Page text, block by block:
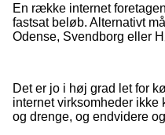
En række internet
fastsat beløb. Alternativt
Odense, Svendborg eller
Det er jo i høj grad let for
internet virksomheder
og drenge, og endvidere